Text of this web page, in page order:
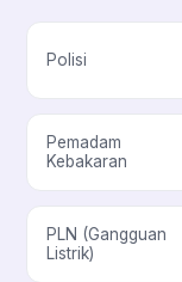
Polisi
Pemadam
Kebakaran
PLN (Gangguan
Listrik)